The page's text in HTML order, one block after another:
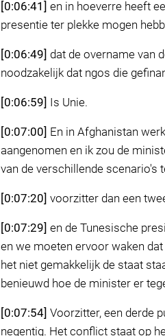
[0:06:41] en in hoeverre heeft
presentie ter plekke mogen
[0:06:49] dat de overname van
noodzakelijk dat ngos die
[0:06:59] Is Unie.
[0:07:00] En in Afghanistan
aangenomen en ik zou de
van de verschillende scenario's
[0:07:20] voorzitter dan een
[0:07:29] en de Tunesische
en we moeten ervoor waken
het niet gemakkelijk de staat
benieuwd hoe de minister er
[0:07:54] Voorzitter, een derde
negentig. Het conflict staat op